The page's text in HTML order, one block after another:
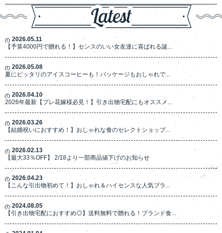
2026.05.11
【予算4000円で贈れる！】センスのいい女友達に喜ばれる誕...
2026.05.08
夏にピッタリのアイスコーヒーも！パッケージもおしゃれで...
2026.04.10
2026年最新【プレ花嫁様必見！】引き出物宅配にもオススメ...
2026.03.26
【結婚祝いにおすすめ！】おしゃれな食のセレクトショップ...
2026.02.13
【最大33％OFF】 2/18より一部商品値下げのお知らせ
2026.04.23
【こんな引出物初めて！】おしゃれ＆ハイセンスな人気ブラ...
2024.08.05
【引き出物宅配におすすめ◎】送料無料で贈れる！ブランド食...